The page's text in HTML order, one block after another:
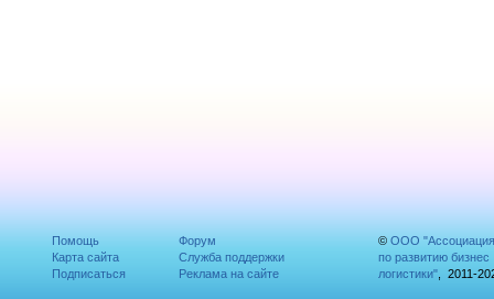
Помощь
Карта сайта
Подписаться
Форум
Служба поддержки
Реклама на сайте
© ООО "Ассоциация
по развитию бизнес
логистики", 2011-